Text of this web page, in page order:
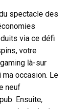
spectacle des
via ce défi
votre
là-sur
occasion. Le
neuf
Ensuite,